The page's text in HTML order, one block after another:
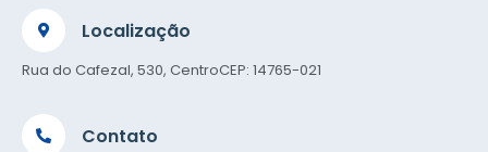
Localização
Rua do Cafezal, 530, CentroCEP: 14765-021
Contato